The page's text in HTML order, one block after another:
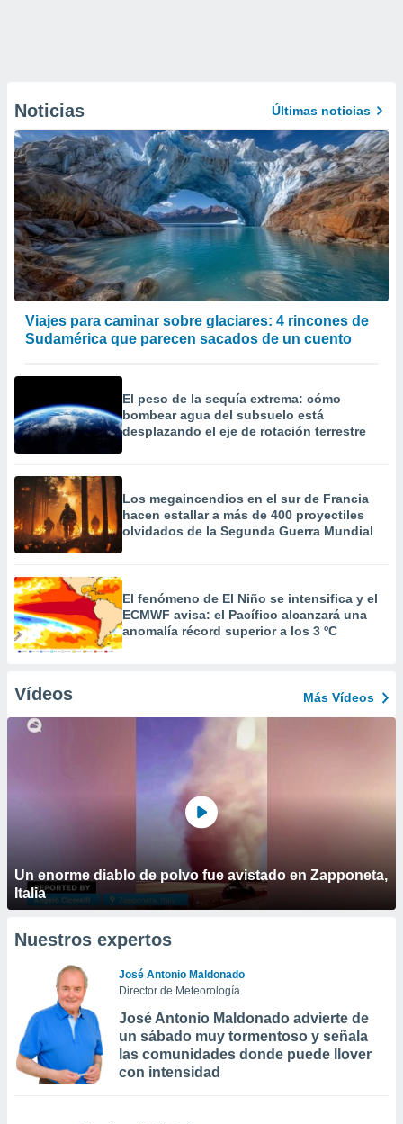
Noticias Últimas noticias
Viajes para caminar sobre glaciares: 4 rincones de
Sudamérica que parecen sacados de un cuento
El peso de la sequía extrema: cómo
bombear agua del subsuelo está
desplazando el eje de rotación terrestre
Los megaincendios en el sur de Francia
hacen estallar a más de 400 proyectiles
olvidados de la Segunda Guerra Mundial
El fenómeno de El Niño se intensifica y el
ECMWF avisa: el Pacífico alcanzará una
anomalía récord superior a los 3 ºC
Vídeos Más Vídeos
Un enorme diablo de polvo fue avistado en Zapponeta,
Italia
Nuestros expertos
José Antonio Maldonado
Director de Meteorología
José Antonio Maldonado advierte de
un sábado muy tormentoso y señala
las comunidades donde puede llover
con intensidad